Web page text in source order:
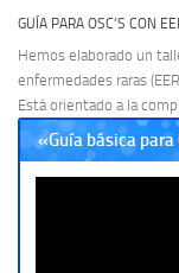
GUÍA PARA OSC’S CON
Hemos elaborado un
enfermedades raras
Está orientado a la
«Guía básica para